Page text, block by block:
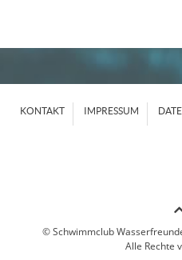
KONTAKT IMPRESSUM
© Schwimmclub
Alle Rechte